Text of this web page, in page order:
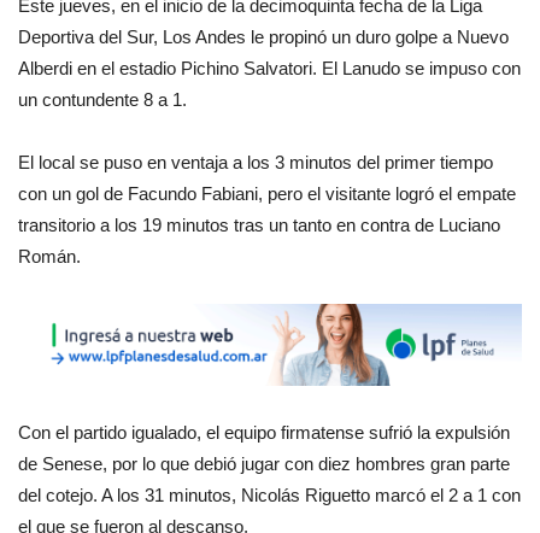
Este jueves, en el inicio de la decimoquinta fecha de la Liga
Deportiva del Sur, Los Andes le propinó un duro golpe a Nuevo
Alberdi en el estadio Pichino Salvatori. El Lanudo se impuso con
un contundente 8 a 1.
El local se puso en ventaja a los 3 minutos del primer tiempo
con un gol de Facundo Fabiani, pero el visitante logró el empate
transitorio a los 19 minutos tras un tanto en contra de Luciano
Román.
Con el partido igualado, el equipo firmatense sufrió la expulsión
de Senese, por lo que debió jugar con diez hombres gran parte
del cotejo. A los 31 minutos, Nicolás Riguetto marcó el 2 a 1 con
el que se fueron al descanso.